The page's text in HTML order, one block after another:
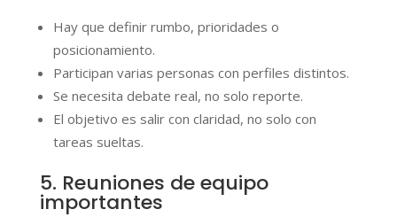
Hay que definir rumbo, prioridades o
posicionamiento.
Participan varias personas con perfiles distintos.
Se necesita debate real, no solo reporte.
El objetivo es salir con claridad, no solo con
tareas sueltas.
5. Reuniones de equipo
importantes